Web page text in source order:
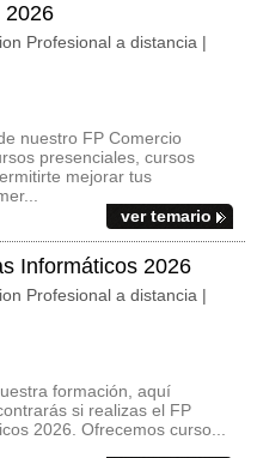
2026
Profesional a distancia |
nuestro FP Comercio
presenciales, cursos
mejorar tus
ver temario
Informáticos 2026
Profesional a distancia |
formación, aquí
si realizas el FP
2026. Ofrecemos curso...